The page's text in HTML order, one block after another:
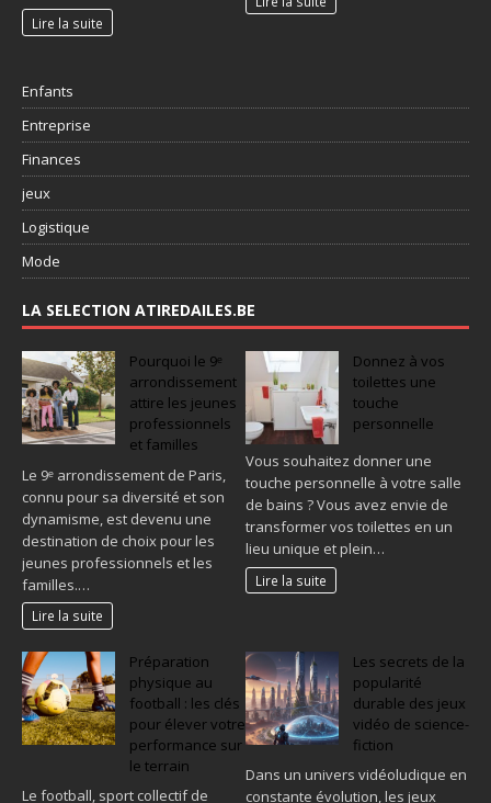
Lire la suite
Enfants
Entreprise
Finances
jeux
Logistique
Mode
LA SELECTION ATIREDAILES.BE
Pourquoi le 9ᵉ
arrondissement
attire les jeunes
professionnels
et familles
Le 9ᵉ arrondissement de Paris,
connu pour sa diversité et son
dynamisme, est devenu une
destination de choix pour les
jeunes professionnels et les
familles.…
Lire la suite
Donnez à vos
toilettes une
touche
personnelle
Vous souhaitez donner une
touche personnelle à votre salle
de bains ? Vous avez envie de
transformer vos toilettes en un
lieu unique et plein…
Lire la suite
Préparation
physique au
football : les clés
pour élever votre
performance sur
le terrain
Le football, sport collectif de
Les secrets de la
popularité
durable des jeux
vidéo de science-
fiction
Dans un univers vidéoludique en
constante évolution, les jeux